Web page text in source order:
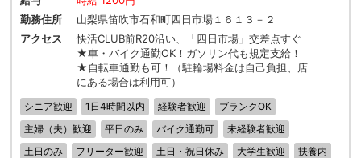
勤務住所
山梨県笛吹市石和町四日市場１６１３－２
アクセス
快活CLUB前R20沿い、「四日市場」交差点すぐ
★車・バイク通勤OK！ガソリン代も規定支給！
★自転車通勤も可！（駐輪場料金は自己負担、店
にある場合は利用可）
シニア歓迎 1日4時間以内 経験者歓迎
ブランクOK
主婦（夫）歓迎
平日のみ バイク通勤可
未経験者歓迎
土日のみ
フリーター歓迎 土日・祝日休み 大学生歓迎
扶養内